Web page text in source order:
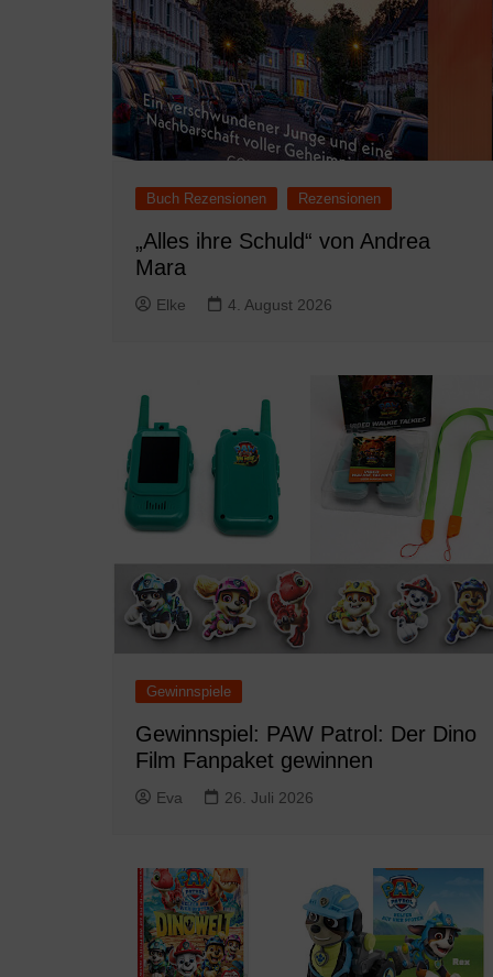
Buch Rezensionen Rezensionen
„Alles ihre Schuld“ von Andrea
Mara
Elke 4. August 2026
Gewinnspiele
Gewinnspiel: PAW Patrol: Der Dino
Film Fanpaket gewinnen
Eva 26. Juli 2026